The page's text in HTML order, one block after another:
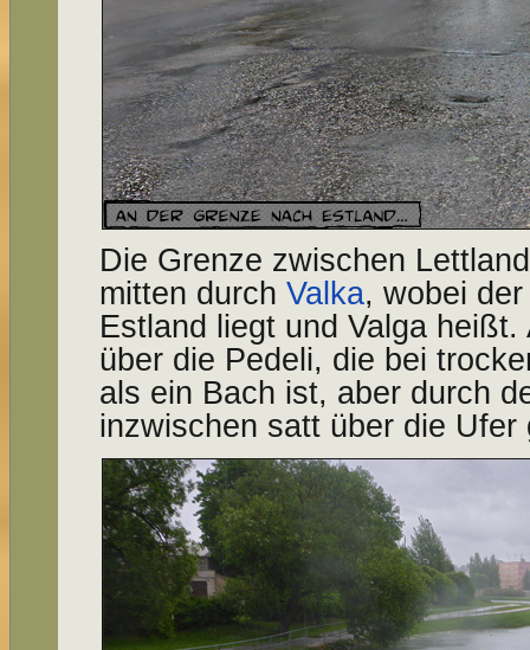
Die Grenze zwischen
mitten durch Valka, wobei
Estland liegt und Valga
über die Pedeli, die bei
als ein Bach ist, aber durch
inzwischen satt über die Ufer